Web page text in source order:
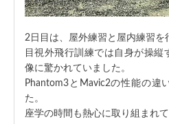
2日目は、屋外練習と屋内練習を
目視外飛行訓練では自身が操縦
像に驚かれていました。
Phantom3とMavic2の性能の違
た。
座学の時間も熱心に取り組まれて